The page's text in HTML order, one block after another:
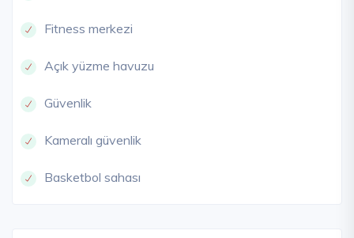
Fitness merkezi
Açık yüzme havuzu
Güvenlik
Kameralı güvenlik
Basketbol sahası